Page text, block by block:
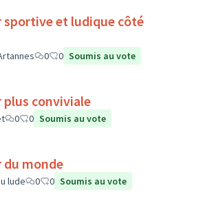
sportive et ludique côté
0 0 Soumis au vote
plus conviviale
0 0 Soumis au vote
du monde
lude 0 0 Soumis au vote